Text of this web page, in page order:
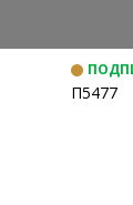
к
основному
П5477